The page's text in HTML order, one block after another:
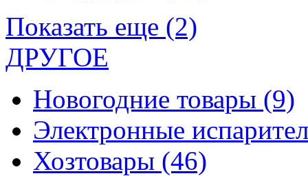
Показать еще (2)
ДРУГОЕ
Новогодние товары (9)
Электронные
Хозтовары (46)